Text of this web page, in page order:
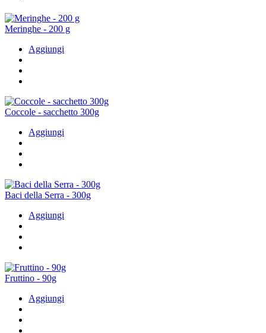
Meringhe - 200 g
Aggiungi
Coccole - sacchetto 300g
Aggiungi
Baci della Serra - 300g
Aggiungi
Fruttino - 90g
Aggiungi